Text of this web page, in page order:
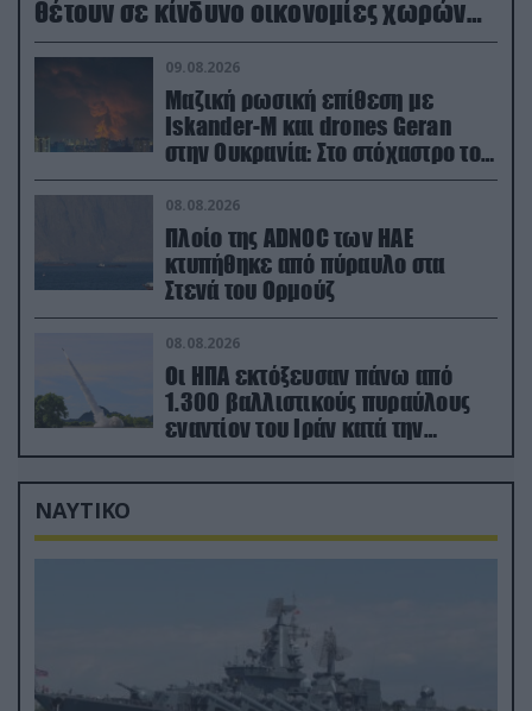
θέτουν σε κίνδυνο οικονομίες χωρών
του ΝΑΤΟ
09.08.2026
Μαζική ρωσική επίθεση με
Iskander-M και drones Geran
στην Ουκρανία: Στο στόχαστρο το
εργοστάσιο των Flamingo
08.08.2026
Πλοίο της ADNOC των ΗΑΕ
κτυπήθηκε από πύραυλο στα
Στενά του Ορμούζ
08.08.2026
Οι ΗΠΑ εκτόξευσαν πάνω από
1.300 βαλλιστικούς πυραύλους
εναντίον του Ιράν κατά την
διάρκεια του πολέμου
ΝΑΥΤΙΚΟ